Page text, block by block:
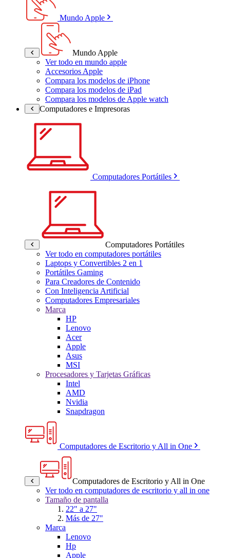
Mundo Apple
Mundo Apple
Ver todo en mundo apple
Accesorios Apple
Compara los modelos de iPhone
Compara los modelos de iPad
Compara los modelos de Apple watch
Computadores e Impresoras
Computadores Portátiles
Computadores Portátiles
Ver todo en computadores portátiles
Laptops y Convertibles 2 en 1
Portátiles Gaming
Para Creadores de Contenido
Con Inteligencia Artificial
Computadores Empresariales
Marca
HP
Lenovo
Acer
Apple
Asus
MSI
Procesadores y Tarjetas Gráficas
Intel
AMD
Nvidia
Snapdragon
Computadores de Escritorio y All in One
Computadores de Escritorio y All in One
Ver todo en computadores de escritorio y all in one
Tamaño de pantalla
22" a 27"
Más de 27"
Marca
Lenovo
Hp
Apple